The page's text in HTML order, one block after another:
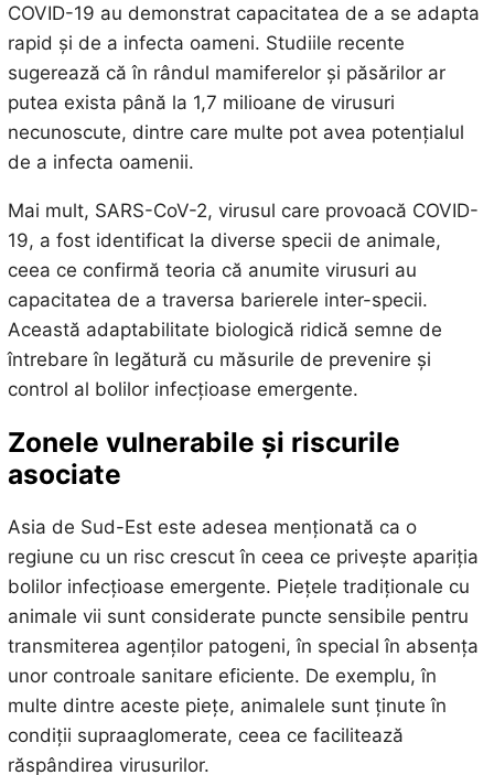
COVID-19 au demonstrat capacitatea de a se adapta
rapid și de a infecta oameni. Studiile recente
sugerează că în rândul mamiferelor și păsărilor ar
putea exista până la 1,7 milioane de virusuri
necunoscute, dintre care multe pot avea potențialul
de a infecta oamenii.
Mai mult, SARS-CoV-2, virusul care provoacă COVID-
19, a fost identificat la diverse specii de animale,
ceea ce confirmă teoria că anumite virusuri au
capacitatea de a traversa barierele inter-specii.
Această adaptabilitate biologică ridică semne de
întrebare în legătură cu măsurile de prevenire și
control al bolilor infecțioase emergente.
Zonele vulnerabile și riscurile
asociate
Asia de Sud-Est este adesea menționată ca o
regiune cu un risc crescut în ceea ce privește apariția
bolilor infecțioase emergente. Piețele tradiționale cu
animale vii sunt considerate puncte sensibile pentru
transmiterea agenților patogeni, în special în absența
unor controale sanitare eficiente. De exemplu, în
multe dintre aceste piețe, animalele sunt ținute în
condiții supraaglomerate, ceea ce facilitează
răspândirea virusurilor.